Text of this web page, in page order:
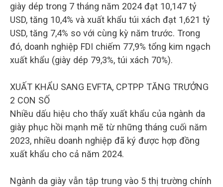
giày dép trong 7 tháng năm 2024 đạt 10,147 tỷ
USD, tăng 10,4% và xuất khẩu túi xách đạt 1,621 tỷ
USD, tăng 7,4% so với cùng kỳ năm trước. Trong
đó, doanh nghiệp FDI chiếm 77,9% tổng kim ngạch
xuất khẩu (giày dép 79,3%, túi xách 70%).
XUẤT KHẨU SANG EVFTA, CPTPP TĂNG TRƯỞNG
2 CON SỐ
Nhiều dấu hiệu cho thấy xuất khẩu của ngành da
giày phục hồi mạnh mẽ từ những tháng cuối năm
2023, nhiều doanh nghiệp đã ký được hợp đồng
xuất khẩu cho cả năm 2024.
Ngành da giày vẫn tập trung vào 5 thị trường chính